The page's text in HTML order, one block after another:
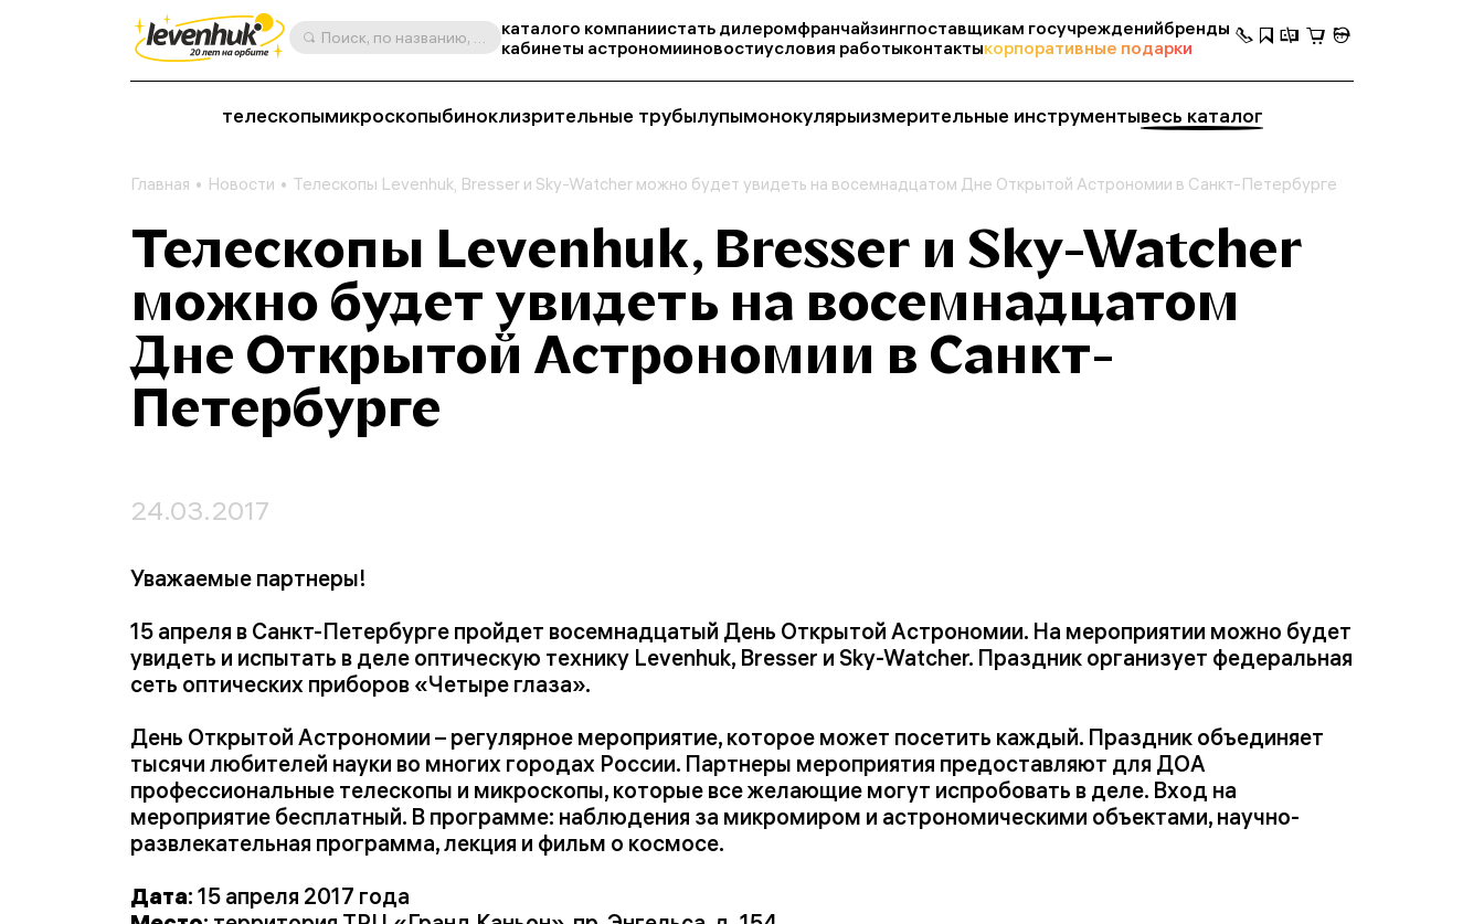
Поиск, по названию, артикулу, категории и др. каталого компаниистать дилеромфранчайзингпоставщикам госучрежденийбренды
кабинеты астрономииновостиусловия работыконтактыкорпоративные подарки
телескопымикроскопыбиноклизрительные трубылупымонокулярыизмерительные инструментывесь каталог
Главная Новости Телескопы Levenhuk, Bresser и Sky-Watcher можно будет увидеть на восемнадцатом Дне Открытой Астрономии в Санкт-Петербурге
Телескопы Levenhuk, Bresser и Sky-Watcher
можно будет увидеть на восемнадцатом
Дне Открытой Астрономии в Санкт-
Петербурге
24.03.2017
Уважаемые партнеры!
15 апреля в Санкт-Петербурге пройдет восемнадцатый День Открытой Астрономии. На мероприятии можно будет
увидеть и испытать в деле оптическую технику Levenhuk, Bresser и Sky-Watcher. Праздник организует федеральная
сеть оптических приборов «Четыре глаза».
День Открытой Астрономии – регулярное мероприятие, которое может посетить каждый. Праздник объединяет
тысячи любителей науки во многих городах России. Партнеры мероприятия предоставляют для ДОА
профессиональные телескопы и микроскопы, которые все желающие могут испробовать в деле. Вход на
мероприятие бесплатный. В программе: наблюдения за микромиром и астрономическими объектами, научно-
развлекательная программа, лекция и фильм о космосе.
Дата: 15 апреля 2017 года